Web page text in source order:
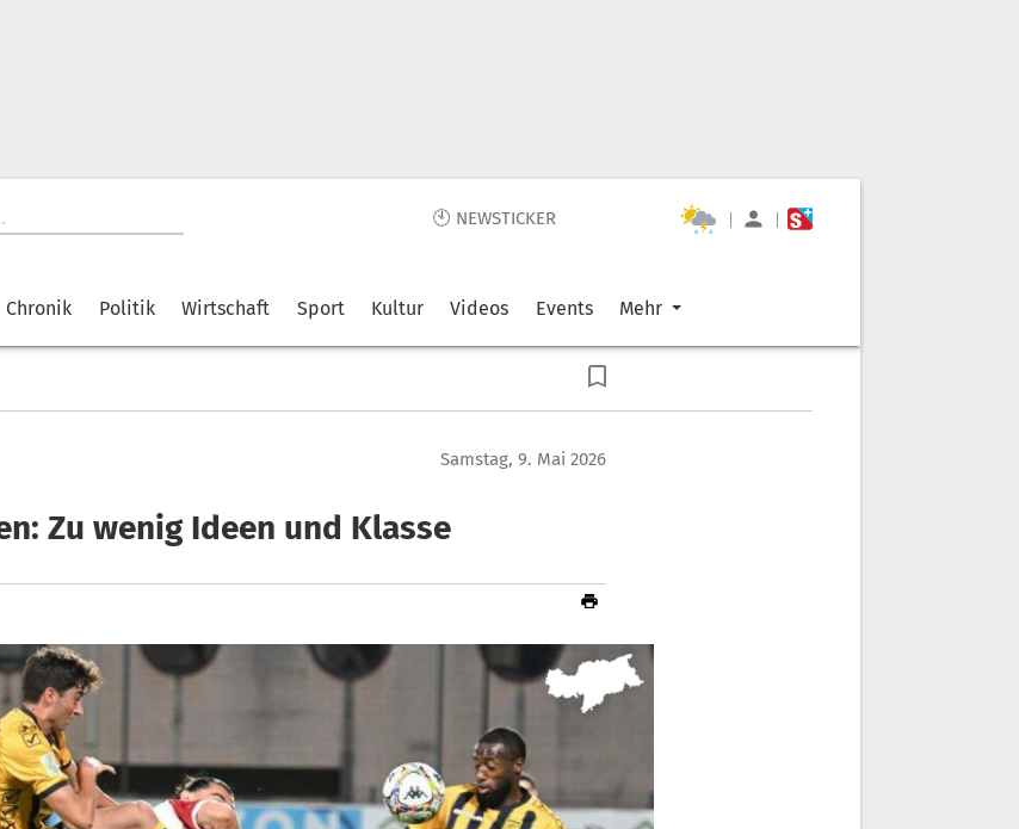
🕙 NEWSTICKER | |
Chronik Politik Wirtschaft Sport Kultur Videos Events Mehr
Samstag, 9. Mai 2026
Zu wenig Ideen und Klasse